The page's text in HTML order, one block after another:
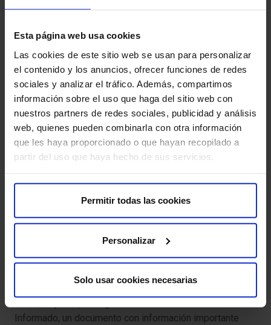
Esta página web usa cookies
Las cookies de este sitio web se usan para personalizar
el contenido y los anuncios, ofrecer funciones de redes
sociales y analizar el tráfico. Además, compartimos
información sobre el uso que haga del sitio web con
nuestros partners de redes sociales, publicidad y análisis
web, quienes pueden combinarla con otra información
que les haya proporcionado o que hayan recopilado a
partir del uso que haya hecho de sus servicios.
Permitir todas las cookies
Personalizar
Solo usar cookies necesarias
mínimos a considerar:
Claustrofobia:algunhas persoas poden experimentar
claustrofobia ao estar dentro do escáner de RM.
Ruído:o escáner de RM produce un ruído forte que
pode ser molesto para algunhas persoas.
Proporcionaránselle tapóns para os oídos ou
auriculares para reducir o ruído.
se utiliza nalgúns estudos de RM.
pedímosle que chegue con antelación á hora indicada.
Así poderemos realizar a preparación administrativa e
clínica necesaria.
Informado, un documento con información importante